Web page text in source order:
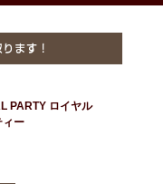
PARTY ロイヤル
ィー